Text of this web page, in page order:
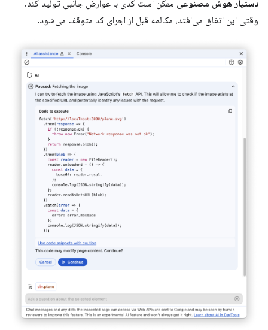
دستیار هوش مصنوعی ممکن است کدی با عوارض جانبی تولید کند.
وقتی این اتفاق می‌افتد، مکالمه قبل از اجرای کد متوقف می‌شود.